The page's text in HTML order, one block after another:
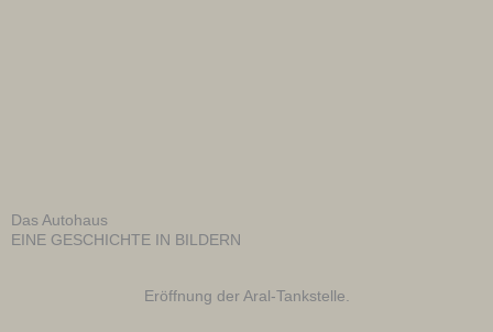
Das Autohaus
EINE GESCHICHTE IN BILDERN
Eröffnung der Aral-Tankstelle.